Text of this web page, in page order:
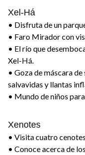
Xel-Há
• Disfruta de un
• Faro Mirador con
• El río que
Xel-Há.
• Goza de máscara
salvavidas y llantas
• Mundo de niños
Xenotes
• Visita cuatro
• Conoce acerca de